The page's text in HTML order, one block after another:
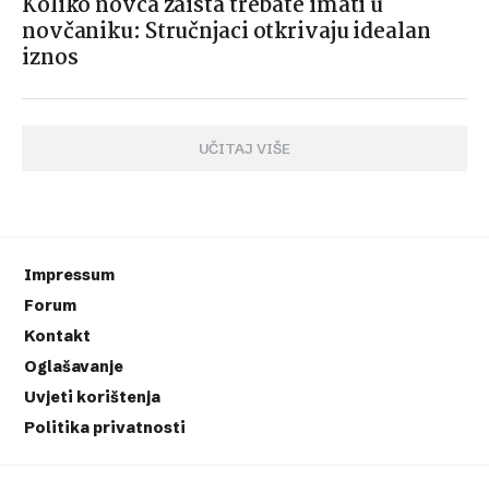
novčaniku: Stručnjaci otkrivaju idealan
iznos
UČITAJ VIŠE
Impressum
Forum
Kontakt
Oglašavanje
Uvjeti korištenja
Politika privatnosti